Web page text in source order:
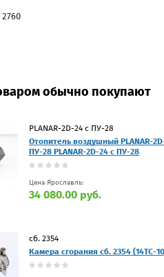
обычно покупают
PLANAR-2D-24 с ПУ-28
Отопитель воздушный PLANAR-
ПУ-28 PLANAR-2D-24 с ПУ-28
Цена Ярославль:
34 080.00 руб.
сб. 2354
Камера сгорания сб. 2354 (14ТС-